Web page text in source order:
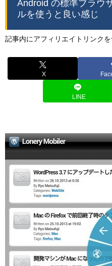
Android の標準ブラウ
ルを使うと良い感じ
記事内にアフィリエイトリンク
X
LINE